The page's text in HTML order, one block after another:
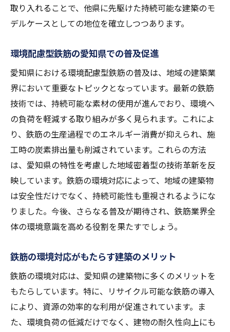
取り入れることで、他県に先駆けた持続可能な建築のモ
デルケースとしての地位を確立しつつあります。
環境配慮型鉄筋の愛知県での普及促進
愛知県における環境配慮型鉄筋の普及は、地域の建築業
界において重要なトピックとなっています。最新の鉄筋
技術では、持続可能な素材の使用が進んでおり、環境へ
の負荷を軽減する取り組みが多く見られます。これによ
り、鉄筋の生産過程でのエネルギー消費が抑えられ、施
工時の炭素排出量も削減されています。これらの方法
は、愛知県の特性を考慮した地域密着型の技術革新を反
映しています。鉄筋の環境対応によって、地域の建築物
は安全性だけでなく、持続可能性も重視されるようにな
りました。今後、さらなる普及が期待され、鉄筋業界全
体の環境意識を高める役割を果たすでしょう。
鉄筋の環境対応がもたらす建築のメリット
鉄筋の環境対応は、愛知県の建築物に多くのメリットを
もたらしています。特に、リサイクル可能な鉄筋の導入
により、資源の効率的な利用が促進されています。ま
た、環境負荷の低減だけでなく、建物の耐久性向上にも